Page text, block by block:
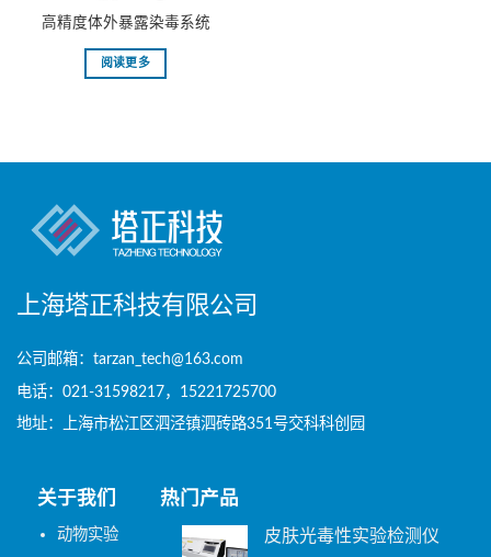
高精度体外暴露染毒系统
阅读更多
上海塔正科技有限公司
公司邮箱：tarzan_tech@163.com
电话：021-31598217，15221725700
地址：上海市松江区泗泾镇泗砖路351号交科科创园
关于我们
动物实验
热门产品
皮肤光毒性实验检测仪